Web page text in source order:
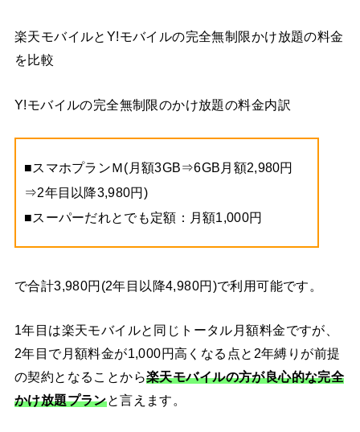
楽天モバイルとY!モバイルの完全無制限かけ放題の料金
を比較
Y!モバイルの完全無制限のかけ放題の料金内訳
■スマホプランＭ(月額3GB⇒6GB月額2,980円
⇒2年目以降3,980円)
■スーパーだれとでも定額：月額1,000円
で合計3,980円(2年目以降4,980円)で利用可能です。
1年目は楽天モバイルと同じトータル月額料金ですが、
2年目で月額料金が1,000円高くなる点と2年縛りが前提
の契約となることから楽天モバイルの方が良心的な完全
かけ放題プランと言えます。